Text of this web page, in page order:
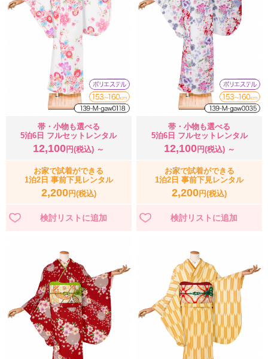
帯・小物も選べる
5泊6日 フルセットレンタル
12,100円(税込) ～
お家で試着ができる
1泊2日 事前下見レンタル
2,200円(税込)
帯・小物も選べる
5泊6日 フルセットレンタル
12,100円(税込) ～
お家で試着ができる
1泊2日 事前下見レンタル
2,200円(税込)